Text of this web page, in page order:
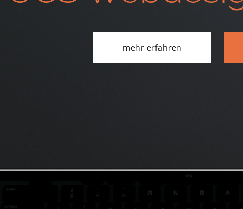
mehr erfahren